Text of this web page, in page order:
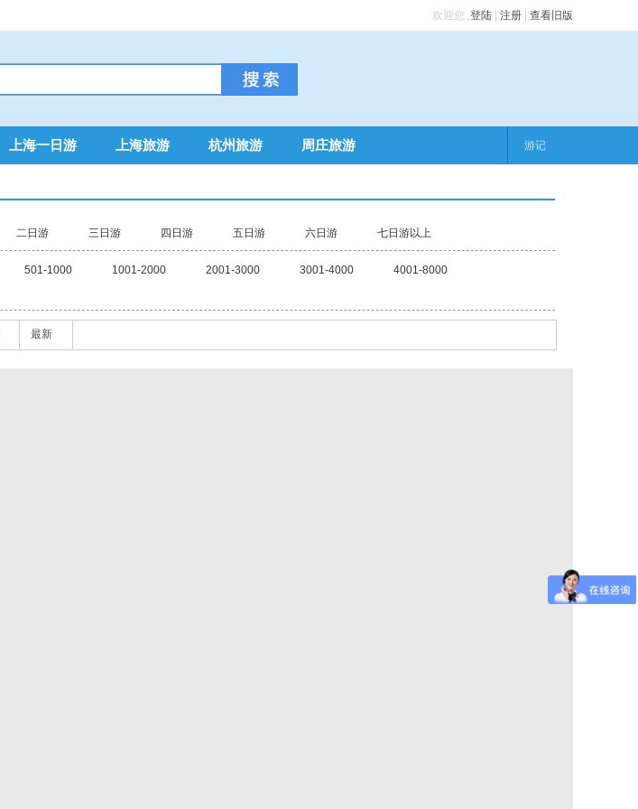
欢迎您 ,登陆 注册 查看旧版
上海一日游 上海旅游 杭州旅游 周庄旅游 游记
二日游 三日游 四日游 五日游 六日游 七日游以上
501-1000 1001-2000 2001-3000 3001-4000
4001-8000
最新